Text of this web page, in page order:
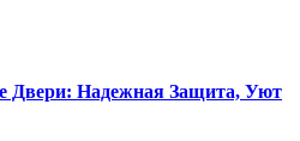
Двери: Надежная Защита, Уют